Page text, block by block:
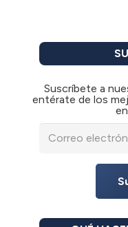
Suscríbete a
entérate de los